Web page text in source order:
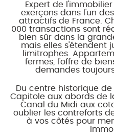
Expert de
exerçons dans l'un
attractifs de France.
000 transactions sont
bien sûr dans la
mais elles s'étendent
limitrophes.
fermes, l'offre de
demandes
Du centre historique
Capitole aux abords de
Canal du Midi aux
oublier les contreforts
à vos côtés pour